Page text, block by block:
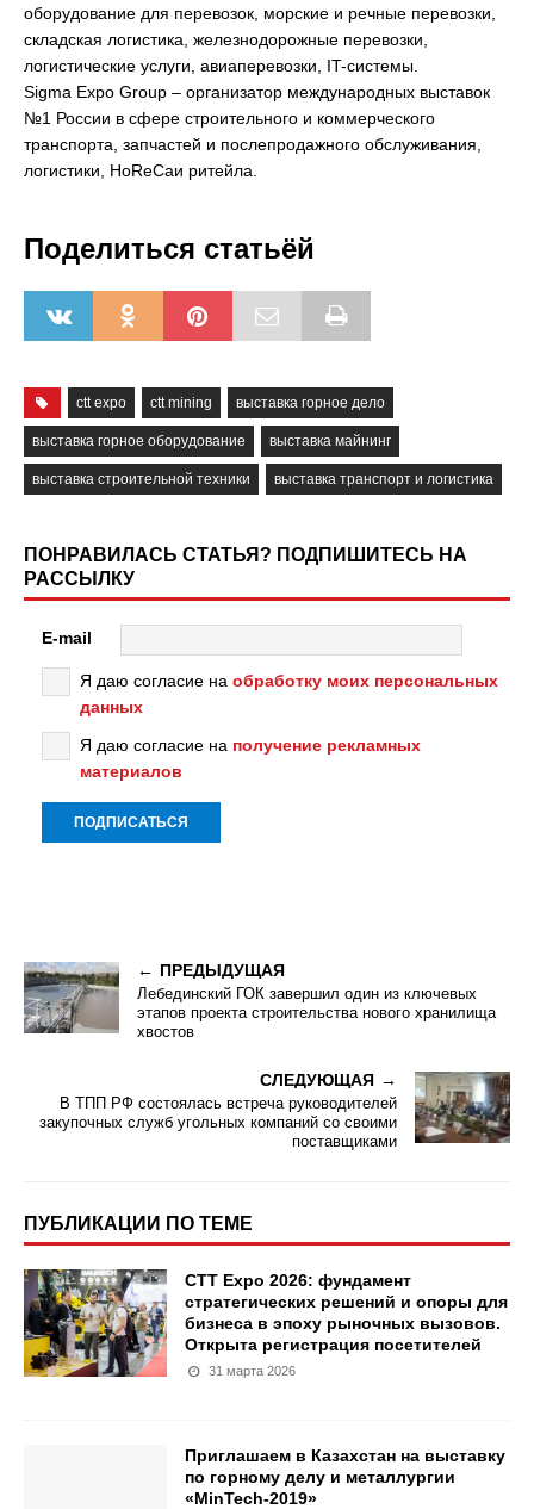
оборудование для перевозок, морские и речные перевозки,
складская логистика, железнодорожные перевозки,
логистические услуги, авиаперевозки, IT-системы.
Sigma Expo Group – организатор международных выставок
№1 России в сфере строительного и коммерческого
транспорта, запчастей и послепродажного обслуживания,
логистики, HoReCaи ритейла.
Поделиться статьёй
ctt expo ctt mining выставка горное дело
выставка горное оборудование выставка майнинг
выставка строительной техники выставка транспорт и логистика
ПОНРАВИЛАСЬ СТАТЬЯ? ПОДПИШИТЕСЬ НА
РАССЫЛКУ
E-mail
Я даю согласие на обработку моих персональных
данных
Я даю согласие на получение рекламных
материалов
ПРЕДЫДУЩАЯ
Лебединский ГОК завершил один из ключевых
этапов проекта строительства нового хранилища
хвостов
СЛЕДУЮЩАЯ
В ТПП РФ состоялась встреча руководителей
закупочных служб угольных компаний со своими
поставщиками
ПУБЛИКАЦИИ ПО ТЕМЕ
CTT Expo 2026: фундамент
стратегических решений и опоры для
бизнеса в эпоху рыночных вызовов.
Открыта регистрация посетителей
31 марта 2026
Приглашаем в Казахстан на выставку
по горному делу и металлургии
«MinTech-2019»